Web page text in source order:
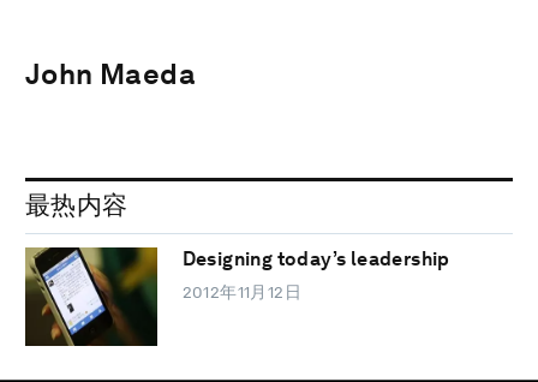
John Maeda
最热内容
Designing today’s leadership
2012年11月12日